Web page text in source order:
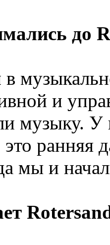
до
и
музыку. У
ранняя
мы и